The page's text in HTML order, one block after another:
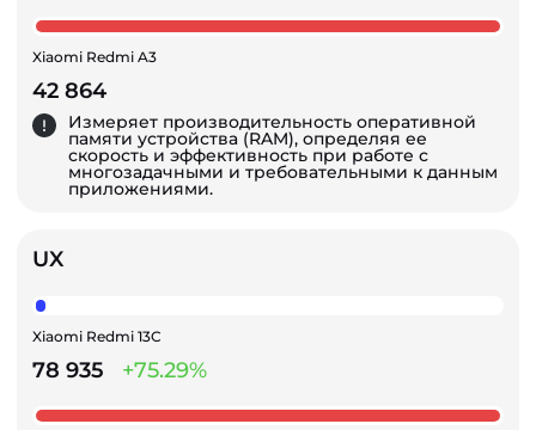
Xiaomi Redmi A3
42 864
Измеряет производительность оперативной
памяти устройства (RAM), определяя ее
скорость и эффективность при работе с
многозадачными и требовательными к данным
приложениями.
UX
Xiaomi Redmi 13C
78 935 +75.29%